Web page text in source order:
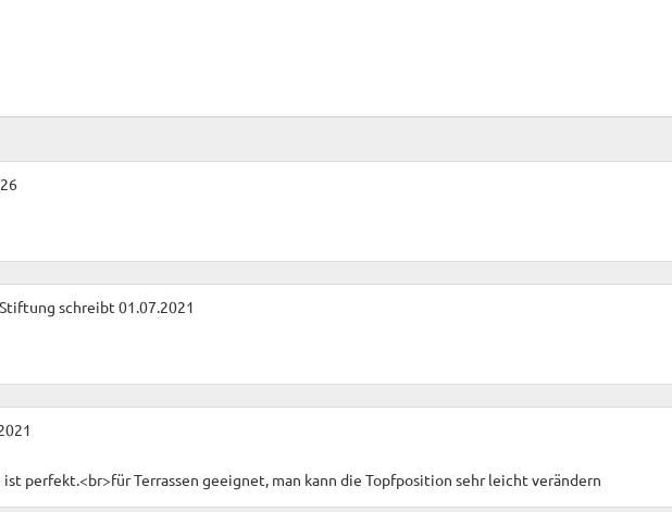
schreibt 01.07.2021
perfekt.<br>für Terrassen geeignet, man kann die Topfposition sehr leicht verändern